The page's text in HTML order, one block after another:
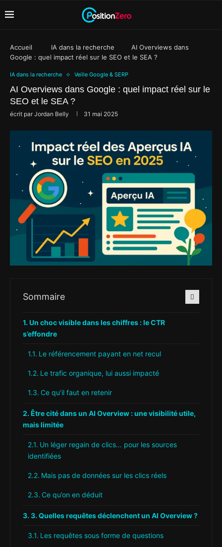
Accueil IA dans la recherche
AI Overviews dans
Google : quel impact réel sur le SEO et le SEA ?
IA dans la recherche Veille Google & SERP
AI Overviews dans Google : quel impact réel sur le
SEO et le SEA ?
écrit parJordan Belly 31 mai 2025
Sommaire
Un choc visible dans les chiffres : le CTR
s’effondre
Le référencement payant en net recul
Le trafic organique, lui aussi impacté
Ce qu’il faut en retenir
Être cité dans un AI Overview : une visibilité utile,
mais limitée
Un léger regain de clics… pour les sources
identifiées
Mais pas de données sur les clics réels
Ce qu’on en déduit
3. Quelles requêtes déclenchent un AI Overview ?
Les requêtes sous forme de questions